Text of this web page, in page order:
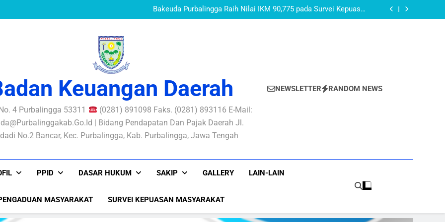
PURBALINGGA
Mewujudkan Pelayanan Publik yang Baik dan Berkepastian
Bakeuda Purbalingga Raih Nilai IKM 90,775 pada Survei Kepuasan
Masyarakat Semester I Tahun 2026
Aksi Perubahan SIKONTAN PBB-P2 Untuk Optimalisasi Rekonsiliasi
Keuangan Daerah
4 Purbalingga 53311
(0281) 891098 Faks. (0281) 893116 E-Mail:
| Bidang Pendapatan Dan Pajak Daerah Jl.
No.2 Bancar, Kec. Purbalingga, Kab. Purbalingga, Jawa Tengah
NEWSLETTER RANDOM NEWS
PPID DASAR HUKUM SAKIP GALLERY LAIN-LAIN
MASYARAKAT SURVEI KEPUASAN MASYARAKAT